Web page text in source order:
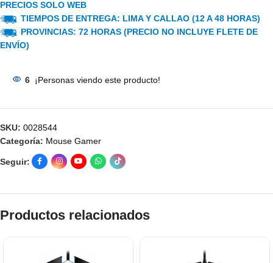
PRECIOS SOLO WEB
TIEMPOS DE ENTREGA: LIMA Y CALLAO (12 A 48 HORAS)
PROVINCIAS: 72 HORAS (PRECIO NO INCLUYE FLETE DE
ENVÍO)
6 ¡Personas viendo este producto!
SKU: 0028544
Categoría: Mouse Gamer
Seguir:
Productos relacionados